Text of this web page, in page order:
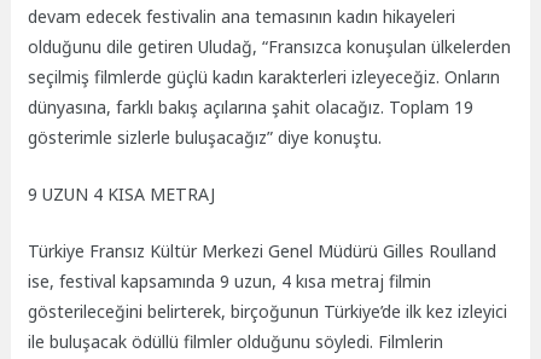
devam edecek festivalin ana temasının kadın hikayeleri
olduğunu dile getiren Uludağ, “Fransızca konuşulan ülkelerden
seçilmiş filmlerde güçlü kadın karakterleri izleyeceğiz. Onların
dünyasına, farklı bakış açılarına şahit olacağız. Toplam 19
gösterimle sizlerle buluşacağız” diye konuştu.
9 UZUN 4 KISA METRAJ
Türkiye Fransız Kültür Merkezi Genel Müdürü Gilles Roulland
ise, festival kapsamında 9 uzun, 4 kısa metraj filmin
gösterileceğini belirterek, birçoğunun Türkiye’de ilk kez izleyici
ile buluşacak ödüllü filmler olduğunu söyledi. Filmlerin